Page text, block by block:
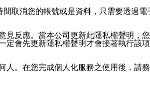
取消您的帳號或是資料，只需要透過電
反應。當本公司更新此隱私權聲明，
會先更新隱私權聲明才會接著執行該
。在您完成個人化服務之使用後，請